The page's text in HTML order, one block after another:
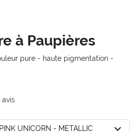
à Paupières
pure - haute pigmentation -
avis
UNICORN - METALLIC